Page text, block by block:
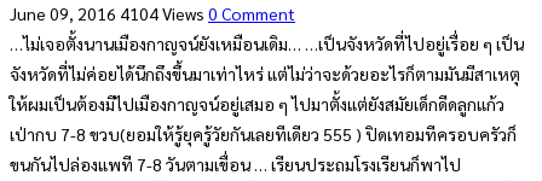
June 09, 2016 4104 Views 0 Comment
…ไม่เจอตั้งนานเมืองกาญจน์ยังเหมือนเดิม… …เป็นจังหวัดที่ไปอยู่เรื่อย ๆ เป็น
จังหวัดที่ไม่ค่อยได้นึกถึงขึ้นมาเท่าไหร่ แต่ไม่ว่าจะด้วยอะไรก็ตามมันมีสาเหตุ
ให้ผมเป็นต้องมีไปเมืองกาญจน์อยู่เสมอ ๆ ไปมาตั้งแต่ยังสมัยเด็กดีดลูกแก้ว
เป่ากบ 7-8 ขวบ(ยอมให้รู้ยุครู้วัยกันเลยทีเดียว 555 ) ปิดเทอมทีครอบครัวก็
ขนกันไปล่องแพที 7-8 วันตามเขื่อน … เรียนประถมโรงเรียนก็พาไป